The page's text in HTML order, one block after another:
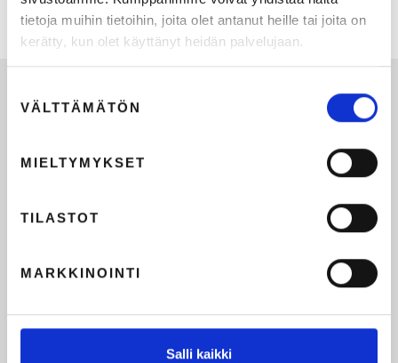
tietoja muihin tietoihin, joita olet antanut heille tai joita on
kerätty, kun olet käyttänyt heidän palvelujaan.
valinta
VÄLTTÄMÄTÖN
MIELTYMYKSET
TILASTOT
MARKKINOINTI
Salli kaikki
12.5.2026 min lukuaika